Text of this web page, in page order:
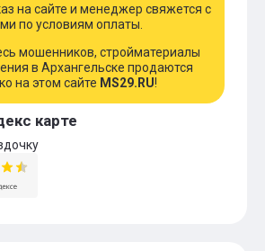
на сайте и менеджер свяжется с
по условиям оплаты.
мошенников, стройматериалы
в Архангельске продаются
на этом сайте MS29.RU!
карте